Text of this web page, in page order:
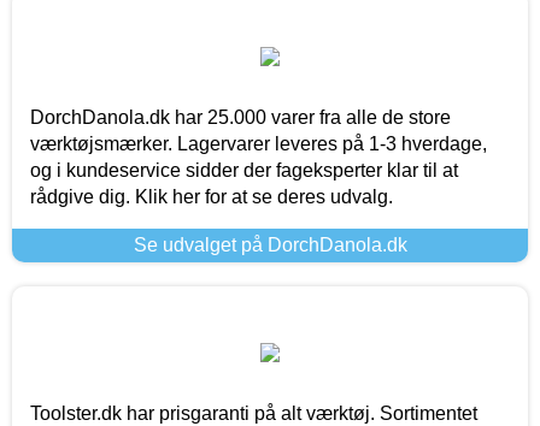
DorchDanola.dk har 25.000 varer fra alle de store
værktøjsmærker. Lagervarer leveres på 1-3 hverdage,
og i kundeservice sidder der fageksperter klar til at
rådgive dig. Klik her for at se deres udvalg.
Se udvalget på DorchDanola.dk
Toolster.dk har prisgaranti på alt værktøj. Sortimentet